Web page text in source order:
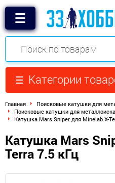
Категории
Главная
Поисковые катушки для
Поисковые катушки для
Катушка Mars Sniper для Minelab X-
Катушка Mars
Terra 7.5 кГц